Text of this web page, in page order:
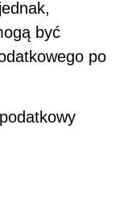
być
po